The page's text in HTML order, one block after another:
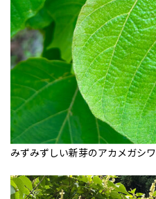
みずみずしい新芽のアカメガシワ